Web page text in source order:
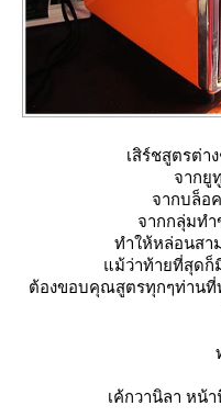
เสิร์ชสูตรต่า
จากยู
จากบล็อ
จากกลุ่มท
ทำให้หล่อนสา
ม้ว่าท้ายที่สุดก็มี
ต้องขอบคุณสูตรทุกๆท่านที่
เค้กวานิลา หน้